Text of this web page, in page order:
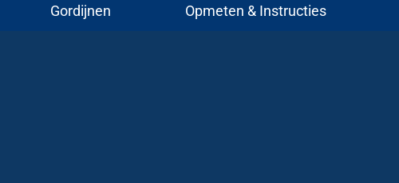
Gordijnen Opmeten & Instructies